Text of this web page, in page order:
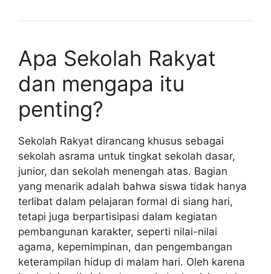
Apa Sekolah Rakyat
dan mengapa itu
penting?
Sekolah Rakyat dirancang khusus sebagai
sekolah asrama untuk tingkat sekolah dasar,
junior, dan sekolah menengah atas. Bagian
yang menarik adalah bahwa siswa tidak hanya
terlibat dalam pelajaran formal di siang hari,
tetapi juga berpartisipasi dalam kegiatan
pembangunan karakter, seperti nilai-nilai
agama, kepemimpinan, dan pengembangan
keterampilan hidup di malam hari. Oleh karena